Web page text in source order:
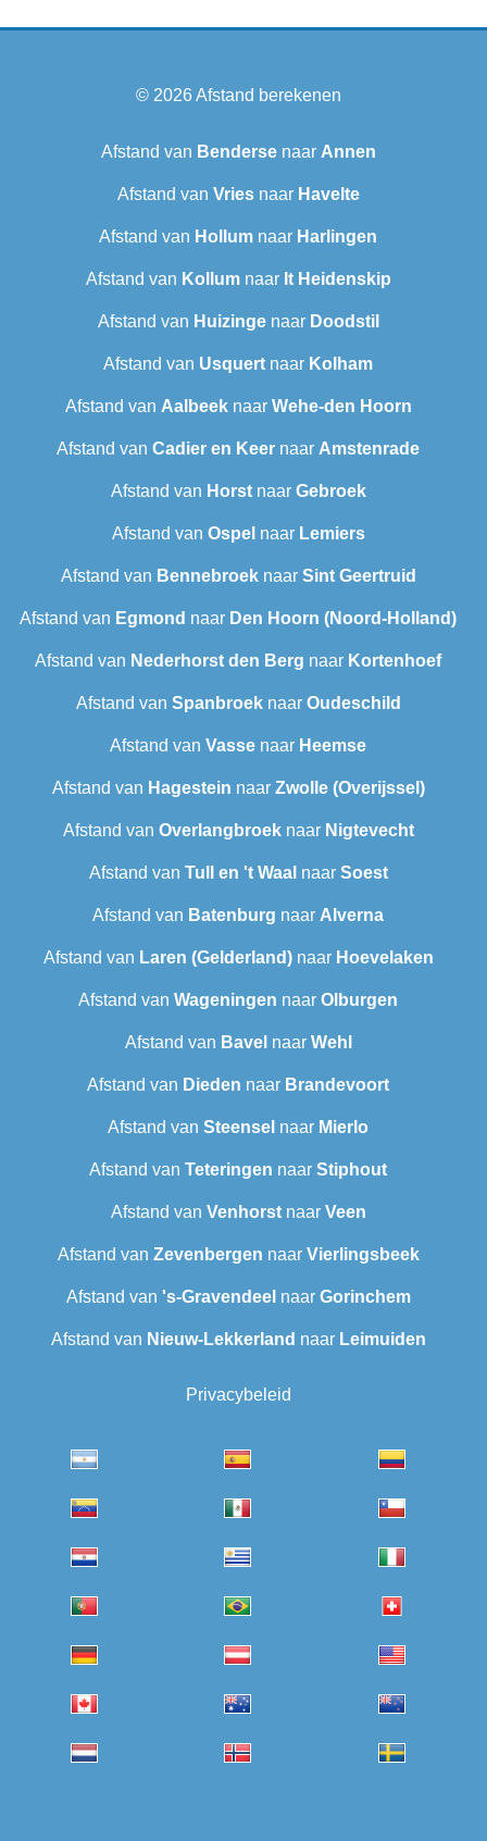
© 2026Afstand berekenen
Afstand van Bendersenaar Annen
Afstand van Vriesnaar Havelte
Afstand van Hollum naar Harlingen
Afstand van Kollumnaar It Heidenskip
Afstand van Huizingenaar Doodstil
Afstand van Usquert naar Kolham
Afstand van Aalbeeknaar Wehe-den Hoorn
Afstand van Cadier en Keer naar Amstenrade
Afstand van Horstnaar Gebroek
Afstand van Ospel naar Lemiers
Afstand van Bennebroeknaar Sint Geertruid
Afstand van Egmond naar Den Hoorn (Noord-Holland)
Afstand van Nederhorst den Berg naar Kortenhoef
Afstand van Spanbroeknaar Oudeschild
Afstand van Vasse naar Heemse
Afstand van Hagestein naar Zwolle (Overijssel)
Afstand van Overlangbroeknaar Nigtevecht
Afstand van Tull en 't Waal naar Soest
Afstand van Batenburg naar Alverna
Afstand van Laren (Gelderland)naar Hoevelaken
Afstand van Wageningen naar Olburgen
Afstand van Bavel naar Wehl
Afstand van Dieden naar Brandevoort
Afstand van Steensel naar Mierlo
Afstand van Teteringen naar Stiphout
Afstand van Venhorstnaar Veen
Afstand van Zevenbergen naar Vierlingsbeek
Afstand van 's-Gravendeel naar Gorinchem
Afstand van Nieuw-Lekkerland naar Leimuiden
Privacybeleid